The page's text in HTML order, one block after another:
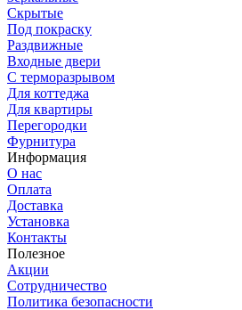
Скрытые
Под покраску
Раздвижные
Входные двери
С терморазрывом
Для коттеджа
Для квартиры
Перегородки
Фурнитура
Информация
О нас
Оплата
Доставка
Установка
Контакты
Полезное
Акции
Сотрудничество
Политика безопасности